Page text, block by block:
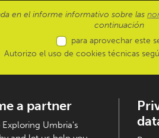
en el informe informativo sobre las
continuación
para aprovechar este
Autorizo el uso de cookies técnicas
a partner
Exploring Umbria's